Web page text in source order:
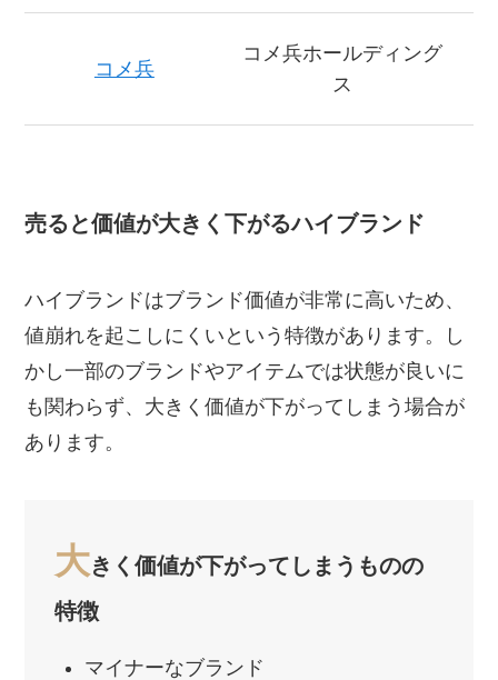
コメ兵
コメ兵ホールディング
ス
売ると価値が大きく下がるハイブランド
ハイブランドはブランド価値が非常に高いため、
値崩れを起こしにくいという特徴があります。し
かし一部のブランドやアイテムでは状態が良いに
も関わらず、大きく価値が下がってしまう場合が
あります。
大きく価値が下がってしまうものの
特徴
マイナーなブランド